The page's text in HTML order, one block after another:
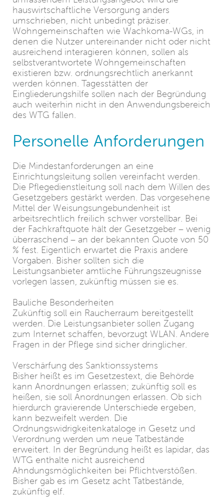
hauswirtschaftliche Versorgung anders
umschrieben, nicht unbedingt präziser.
Wohngemeinschaften wie Wachkoma-WGs, in
denen die Nutzer untereinander nicht oder nicht
ausreichend interagieren können, sollen als
selbstverantwortete Wohngemeinschaften
existieren bzw. ordnungsrechtlich anerkannt
werden können. Tagesstätten der
Eingliederungshilfe sollen nach der Begründung
auch weiterhin nicht in den Anwendungsbereich
des WTG fallen.
Personelle Anforderungen
Die Mindestanforderungen an eine
Einrichtungsleitung sollen vereinfacht werden.
Die Pflegedienstleitung soll nach dem Willen des
Gesetzgebers gestärkt werden. Das vorgesehene
Mittel der Weisungsungebundenheit ist
arbeitsrechtlich freilich schwer vorstellbar. Bei
der Fachkraftquote hält der Gesetzgeber – wenig
überraschend – an der bekannten Quote von 50
% fest. Eigentlich erwartet die Praxis andere
Vorgaben. Bisher sollten sich die
Leistungsanbieter amtliche Führungszeugnisse
vorlegen lassen, zukünftig müssen sie es.
Bauliche Besonderheiten
Zukünftig soll ein Raucherraum bereitgestellt
werden. Die Leistungsanbieter sollen Zugang
zum Internet schaffen, bevorzugt WLAN. Andere
Fragen in der Pflege sind sicher dringlicher.
Verschärfung des Sanktionssystems
Bisher heißt es im Gesetzestext, die Behörde
kann Anordnungen erlassen; zukünftig soll es
heißen, sie soll Anordnungen erlassen. Ob sich
hierdurch gravierende Unterschiede ergeben,
kann bezweifelt werden. Die
Ordnungswidrigkeitenkataloge in Gesetz und
Verordnung werden um neue Tatbestände
erweitert. In der Begründung heißt es lapidar, das
WTG enthalte nicht ausreichend
Ahndungsmöglichkeiten bei Pflichtverstößen.
Bisher gab es im Gesetz acht Tatbestände,
zukünftig elf.